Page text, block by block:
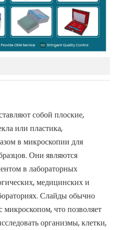
собой плоские,
или пластика,
в микроскопии для
Они являются
в лабораторных
медицинских и
Слайды обычно
микроскопом, что позволяет
организмы, клетки,